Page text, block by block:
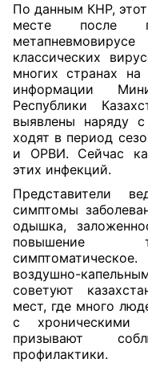
По данным КНР,
месте после
метапневмовирусе
классических
многих странах
информации
Республики
выявлены наряду
ходят в период
и ОРВИ. Сейчас
этих инфекций.
Представители
симптомы
одышка,
повышение
воздушно-
советуют
мест, где много
с хроническими
призывают
профилактики.